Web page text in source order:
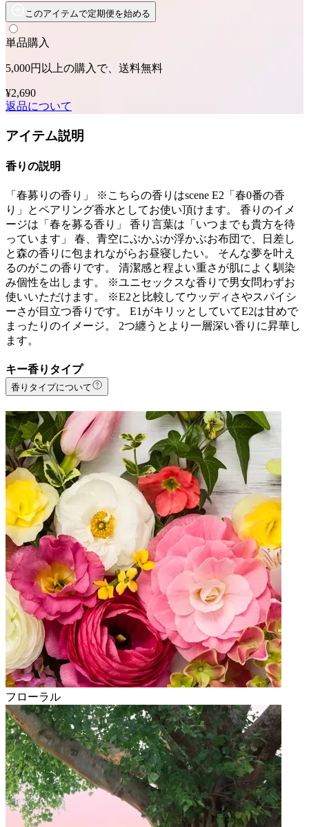
このアイテムで定期便を始める
単品購入
5,000円以上の購入で、送料無料
¥2,690
返品について
アイテム説明
香りの説明
「春募りの香り」 ※こちらの香りはscene E2「春0番の香
り」とペアリング香水としてお使い頂けます。 香りのイメ
ージは「春を募る香り」 香り言葉は「いつまでも貴方を待
っています」 春、青空にぷかぷか浮かぶお布団で、日差し
と森の香りに包まれながらお昼寝したい。 そんな夢を叶え
るのがこの香りです。 清潔感と程よい重さが肌によく馴染
み個性を出します。 ※ユニセックスな香りで男女問わずお
使いいただけます。 ※E2と比較してウッディさやスパイシ
ーさが目立つ香りです。 E1がキリッとしていてE2は甘めで
まったりのイメージ。 2つ纏うとより一層深い香りに昇華し
ます。
キー香りタイプ
香りタイプについて
フローラル